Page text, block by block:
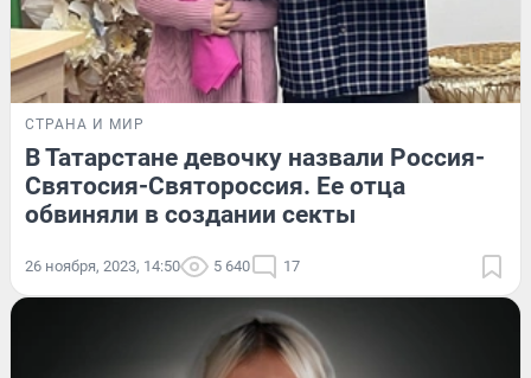
СТРАНА И МИР
В Татарстане девочку назвали Россия-
Святосия-Святороссия. Ее отца
обвиняли в создании секты
26 ноября, 2023, 14:50 5 640 17